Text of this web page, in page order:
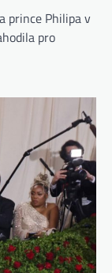
prince Philipa v
pro